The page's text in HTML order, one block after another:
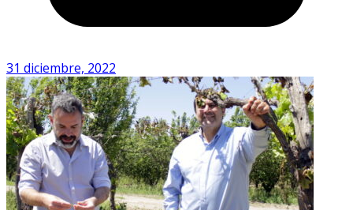
31 diciembre, 2022